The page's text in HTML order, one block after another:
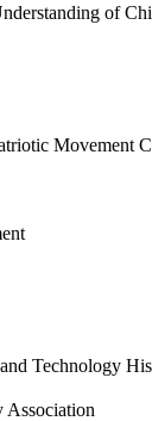
of
Movement
Technology